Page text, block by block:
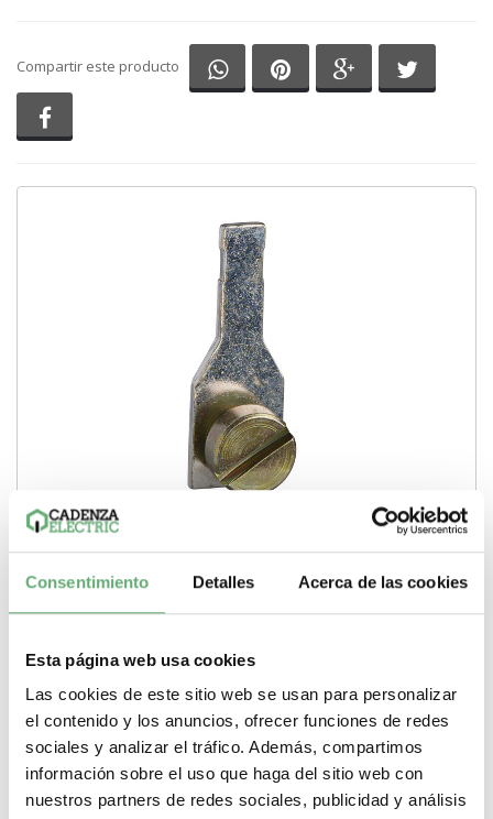
Consentimiento Detalles Acerca de las cookies
Esta página web usa cookies
Las cookies de este sitio web se usan para personalizar
el contenido y los anuncios, ofrecer funciones de redes
sociales y analizar el tráfico. Además, compartimos
información sobre el uso que haga del sitio web con
nuestros partners de redes sociales, publicidad y análisis
Compartir este producto Compartir en Whatsapp
Compartir en Pinterest
Compartir en
6 SEMANAS]
Tipo de producto o componente
Comprar